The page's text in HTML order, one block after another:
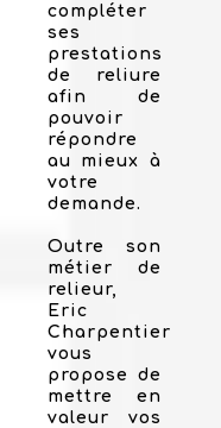
compléter
ses
prestations
de reliure
afin de
pouvoir
répondre
au mieux à
votre
demande.
Outre son
métier de
relieur,
Eric
Charpentier
vous
propose de
mettre en
valeur vos